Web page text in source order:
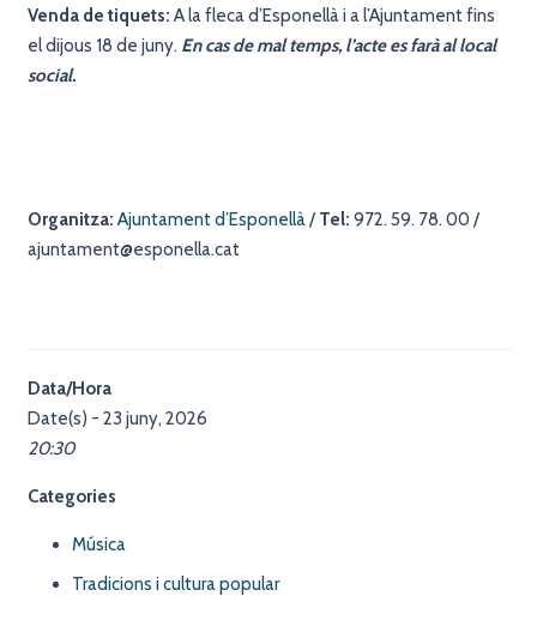
Venda de tiquets: A la fleca d’Esponellà i a l’Ajuntament fins
el dijous 18 de juny. En cas de mal temps, l’acte es farà al local
social.
Organitza: Ajuntament d’Esponellà/Tel: 972. 59. 78. 00 /
ajuntament@esponella.cat
Data/Hora
Date(s) - 23 juny, 2026
20:30
Categories
Música
Tradicions i cultura popular